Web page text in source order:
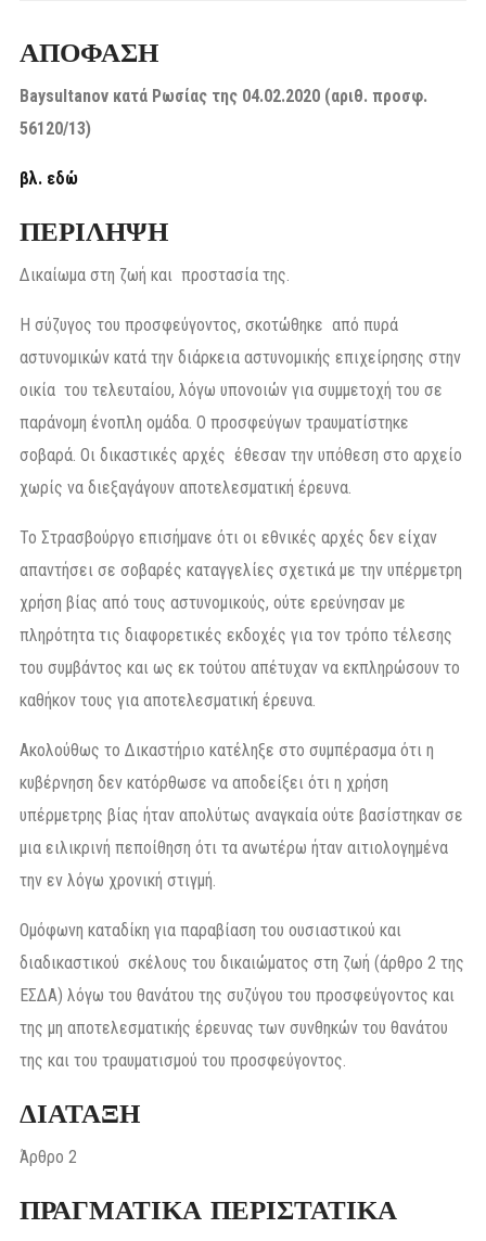
ΑΠΟΦΑΣΗ
Baysultanov κατά Ρωσίας της 04.02.2020 (αριθ. προσφ.
56120/13)
βλ. εδώ
ΠΕΡΙΛΗΨΗ
Δικαίωμα στη ζωή και προστασία της.
Η σύζυγος του προσφεύγοντος, σκοτώθηκε από πυρά
αστυνομικών κατά την διάρκεια αστυνομικής επιχείρησης στην
οικία του τελευταίου, λόγω υπονοιών για συμμετοχή του σε
παράνομη ένοπλη ομάδα. Ο προσφεύγων τραυματίστηκε
σοβαρά. Οι δικαστικές αρχές έθεσαν την υπόθεση στο αρχείο
χωρίς να διεξαγάγουν αποτελεσματική έρευνα.
Το Στρασβούργο επισήμανε ότι οι εθνικές αρχές δεν είχαν
απαντήσει σε σοβαρές καταγγελίες σχετικά με την υπέρμετρη
χρήση βίας από τους αστυνομικούς, ούτε ερεύνησαν με
πληρότητα τις διαφορετικές εκδοχές για τον τρόπο τέλεσης
του συμβάντος και ως εκ τούτου απέτυχαν να εκπληρώσουν το
καθήκον τους για αποτελεσματική έρευνα.
Ακολούθως το Δικαστήριο κατέληξε στο συμπέρασμα ότι η
κυβέρνηση δεν κατόρθωσε να αποδείξει ότι η χρήση
υπέρμετρης βίας ήταν απολύτως αναγκαία ούτε βασίστηκαν σε
μια ειλικρινή πεποίθηση ότι τα ανωτέρω ήταν αιτιολογημένα
την εν λόγω χρονική στιγμή.
Ομόφωνη καταδίκη για παραβίαση του ουσιαστικού και
διαδικαστικού σκέλους του δικαιώματος στη ζωή (άρθρο 2 της
ΕΣΔΑ) λόγω του θανάτου της συζύγου του προσφεύγοντος και
της μη αποτελεσματικής έρευνας των συνθηκών του θανάτου
της και του τραυματισμού του προσφεύγοντος.
ΔΙΑΤΑΞΗ
Άρθρο 2
ΠΡΑΓΜΑΤΙΚΑ ΠΕΡΙΣΤΑΤΙΚΑ